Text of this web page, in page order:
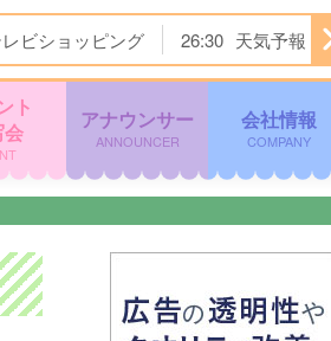
ビショッピング 26:30 天気予報
ト
アナウンサー
ANNOUNCER
会社情報
COMPANY